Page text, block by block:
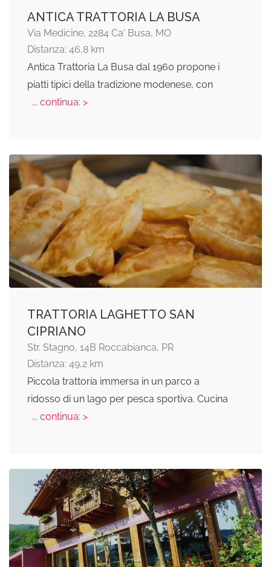
ANTICA TRATTORIA LA BUSA
Via Medicine, 2284 Ca' Busa, MO
Distanza: 46,8 km
Antica Trattoria La Busa dal 1960 propone i
piatti tipici della tradizione modenese, con
... continua: >
TRATTORIA LAGHETTO SAN
CIPRIANO
Str. Stagno, 14B Roccabianca, PR
Distanza: 49,2 km
Piccola trattoria immersa in un parco a
ridosso di un lago per pesca sportiva. Cucina
... continua: >